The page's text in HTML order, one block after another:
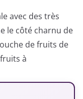
avec des très
le côté charnu de
de fruits de
à